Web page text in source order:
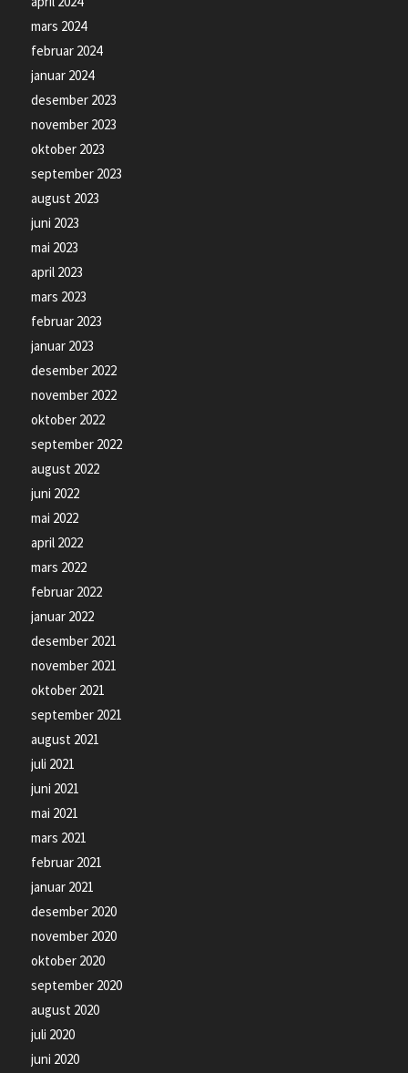
mars 2024
februar 2024
januar 2024
desember 2023
november 2023
oktober 2023
september 2023
august 2023
juni 2023
mai 2023
april 2023
mars 2023
februar 2023
januar 2023
desember 2022
november 2022
oktober 2022
september 2022
august 2022
juni 2022
mai 2022
april 2022
mars 2022
februar 2022
januar 2022
desember 2021
november 2021
oktober 2021
september 2021
august 2021
juli 2021
juni 2021
mai 2021
mars 2021
februar 2021
januar 2021
desember 2020
november 2020
oktober 2020
september 2020
august 2020
juli 2020
juni 2020